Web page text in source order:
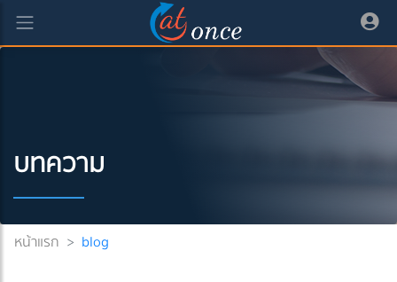
บทความ
หน้าแรก > blog